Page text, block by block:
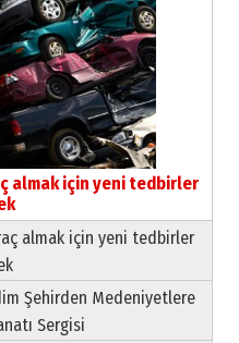
almak için yeni tedbirler
almak için yeni tedbirler
Şehirden Medeniyetlere
Sergisi